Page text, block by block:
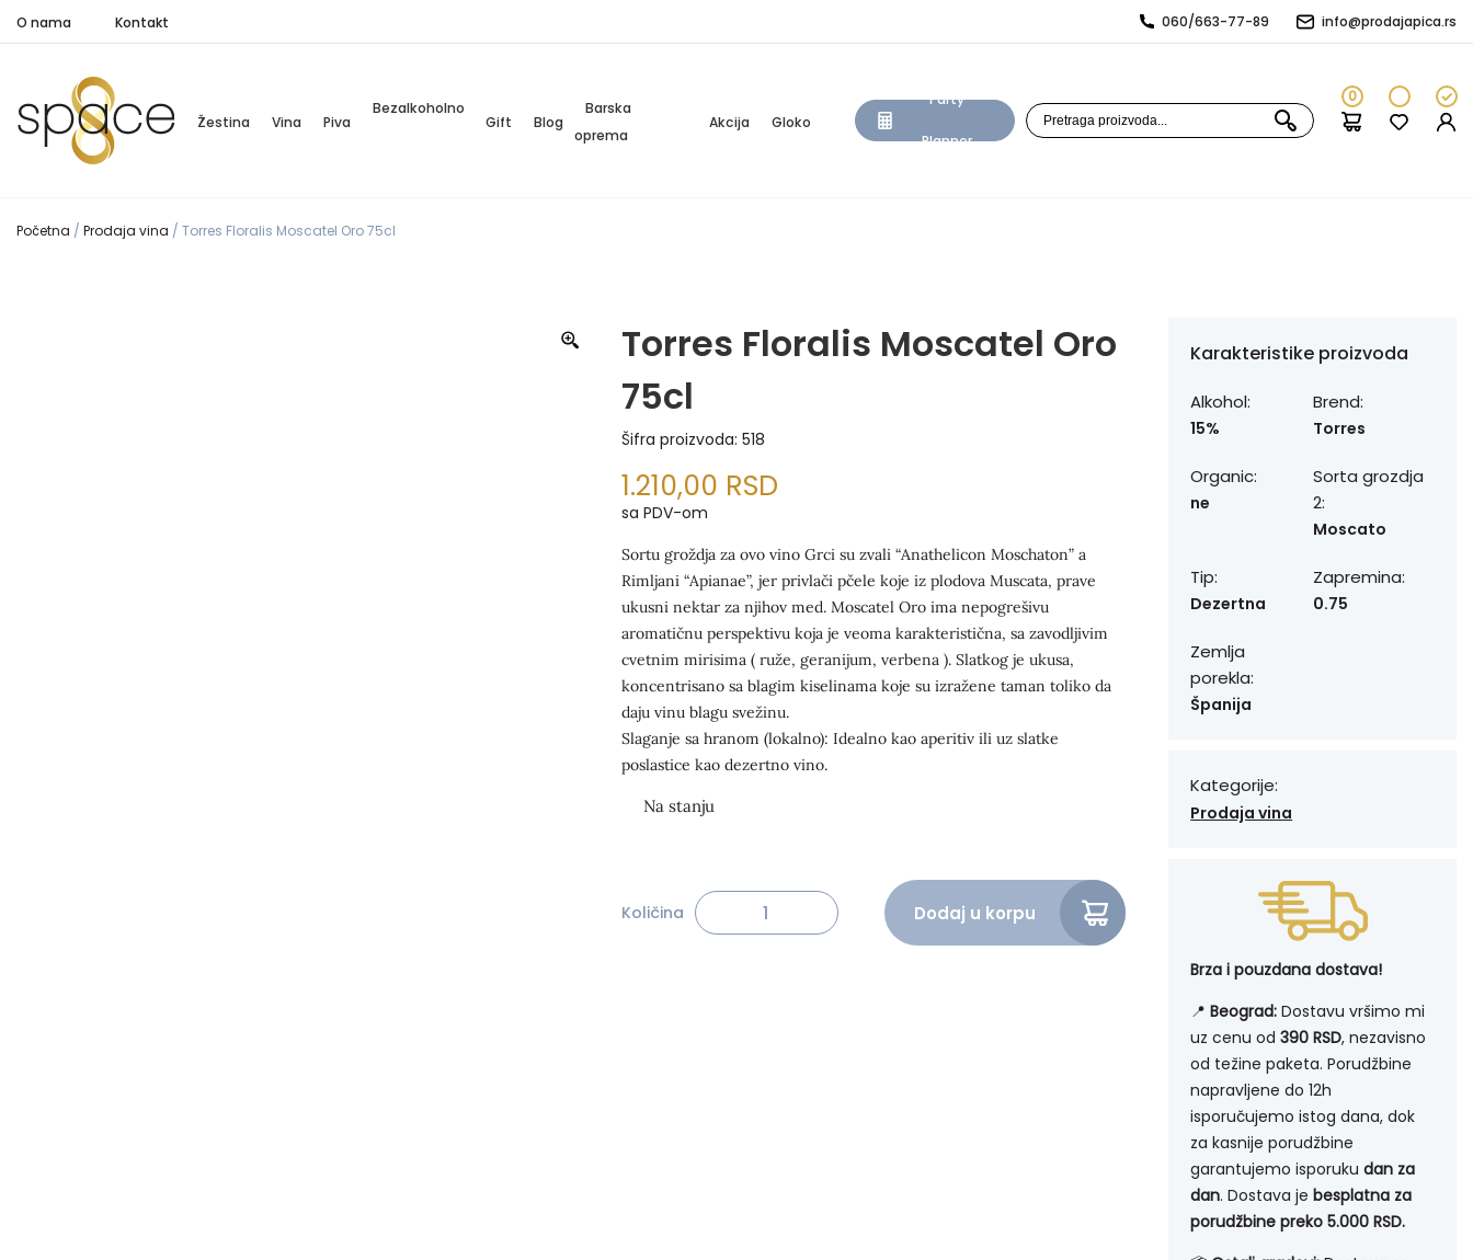
O nama Kontakt 060/663-77-89 info@prodajapica.rs
Žestina Vina Piva
Bezalkoholno
Gift Blog
Barska
oprema
Akcija Gloko
Party
Planner
0
Početna / Prodaja vina / Torres Floralis Moscatel Oro 75cl
Torres Floralis Moscatel Oro
75cl
Šifra proizvoda: 518
1.210,00 RSD
sa PDV-om
Sortu groždja za ovo vino Grci su zvali “Anathelicon Moschaton” a
Rimljani “Apianae”, jer privlači pčele koje iz plodova Muscata, prave
ukusni nektar za njihov med. Moscatel Oro ima nepogrešivu
aromatičnu perspektivu koja je veoma karakteristična, sa zavodljivim
cvetnim mirisima ( ruže, geranijum, verbena ). Slatkog je ukusa,
koncentrisano sa blagim kiselinama koje su izražene taman toliko da
daju vinu blagu svežinu.
Slaganje sa hranom (lokalno): Idealno kao aperitiv ili uz slatke
poslastice kao dezertno vino.
Količina Torres Floralis Moscatel Oro 75cl količina
Dodaj u korpu
Alternative:
Karakteristike proizvoda
Alkohol:
15%
Brend:
Torres
Organic:
ne
Sorta grozdja
2:
Moscato
Tip:
Dezertna
Zapremina:
0.75
Zemlja
porekla:
Španija
Kategorije:
Prodaja vina
Brza i pouzdana dostava!
📍Beograd: Dostavu vršimo mi
uz cenu od390 RSD, nezavisno
od težine paketa. Porudžbine
napravljene do 12h
isporučujemo istog dana, dok
za kasnije porudžbine
garantujemo isporukudan za
dan. Dostava jebesplatna za
porudžbine preko 5.000 RSD.